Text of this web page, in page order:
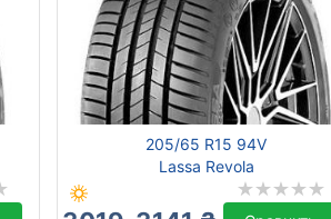
205/65 R15 94V
Lassa Revola